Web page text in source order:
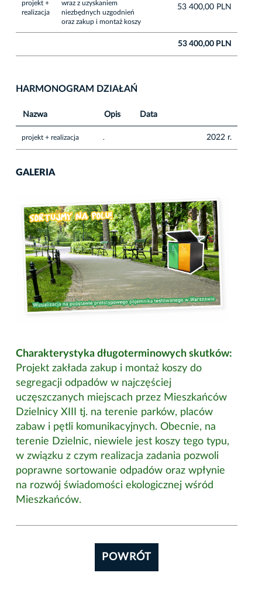
projekt +
realizacja
wraz z uzyskaniem
niezbędnych uzgodnień
oraz zakup i montaż koszy
53 400,00 PLN
53 400,00 PLN
HARMONOGRAM DZIAŁAŃ
Nazwa Opis Data
projekt + realizacja . 2022 r.
GALERIA
Charakterystyka długoterminowych skutków:
Projekt zakłada zakup i montaż koszy do
segregacji odpadów w najczęściej
uczęszczanych miejscach przez Mieszkańców
Dzielnicy XIII tj. na terenie parków, placów
zabaw i pętli komunikacyjnych. Obecnie, na
terenie Dzielnic, niewiele jest koszy tego typu,
w związku z czym realizacja zadania pozwoli
poprawne sortowanie odpadów oraz wpłynie
na rozwój świadomości ekologicznej wśród
Mieszkańców.
POWRÓT